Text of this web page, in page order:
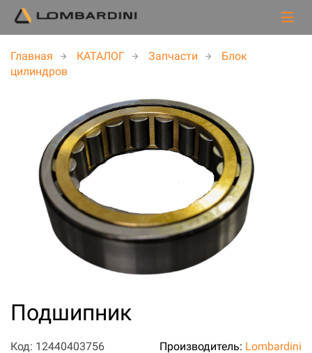
Главная КАТАЛОГ Запчасти
Блок
цилиндров
Подшипник
Код: 12440403756 Производитель: Lombardini